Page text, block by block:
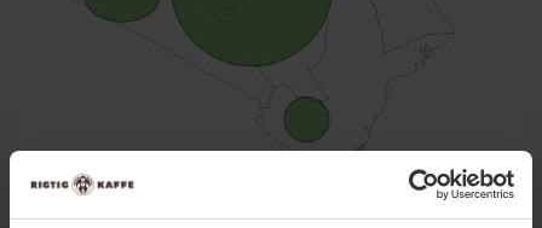
Marsabit:Et område, hvor der ikke vokser nok til eksport.